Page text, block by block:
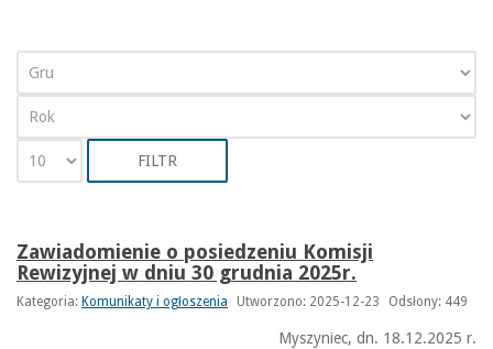
FILTR
Zawiadomienie o posiedzeniu Komisji
Rewizyjnej w dniu 30 grudnia 2025r.
Kategoria: Komunikaty i ogłoszenia Utworzono: 2025-12-23 Odsłony: 449
Myszyniec, dn. 18.12.2025 r.